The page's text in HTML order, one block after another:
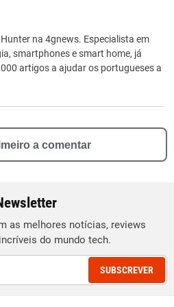
incorreta
informação que procuro
na 4gnews. Especialista em
smartphones e smart home, já
artigos a ajudar os portugueses a
a comentar
as melhores notícias, reviews
do mundo tech.
SUBSCREVER